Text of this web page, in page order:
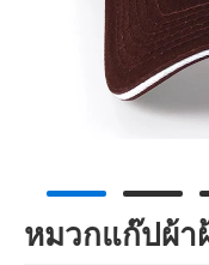
หมวกแก๊ปผ้า